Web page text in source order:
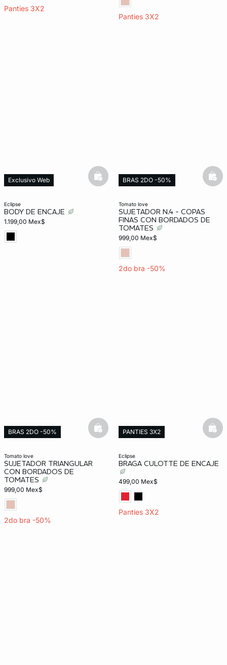
Panties 3X2
Panties 3X2
eclipse
BODY DE ENCAJE
1.199,00 Mex$
Exclusivo Web basketfull
tomato love
SUJETADOR N.4 - COPAS
FINAS CON BORDADOS DE
TOMATES
999,00 Mex$
2do bra -50%
BRAS 2DO -50%
tomato love
SUJETADOR TRIANGULAR
CON BORDADOS DE
TOMATES
999,00 Mex$
2do bra -50%
BRAS 2DO -50%
basketfull
eclipse
BRAGA CULOTTE DE ENCAJE
499,00 Mex$
Panties 3X2
PANTIES 3X2